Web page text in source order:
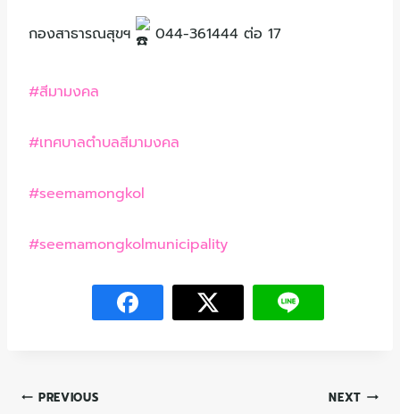
กองสาธารณสุขฯ 044-361444 ต่อ 17
#สีมามงคล
#เทศบาลตำบลสีมามงคล
#seemamongkol
#seemamongkolmunicipality
PREVIOUS NEXT